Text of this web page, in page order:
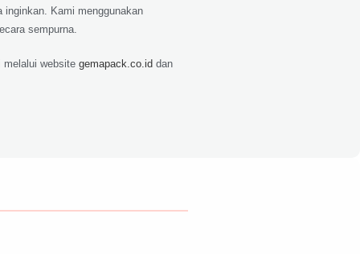
Kami menggunakan
sempurna.
melalui website gemapack.co.id dan